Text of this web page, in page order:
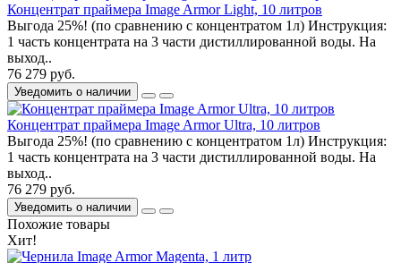
Концентрат праймера Image Armor Light, 10 литров
Выгода 25%! (по сравнению с концентратом 1л) Инструкция:
1 часть концентрата на 3 части дистиллированной воды. На
выход..
76 279 руб.
Уведомить о наличии
Концентрат праймера Image Armor Ultra, 10 литров
Выгода 25%! (по сравнению с концентратом 1л) Инструкция:
1 часть концентрата на 3 части дистиллированной воды. На
выход..
76 279 руб.
Уведомить о наличии
Похожие товары
Хит!